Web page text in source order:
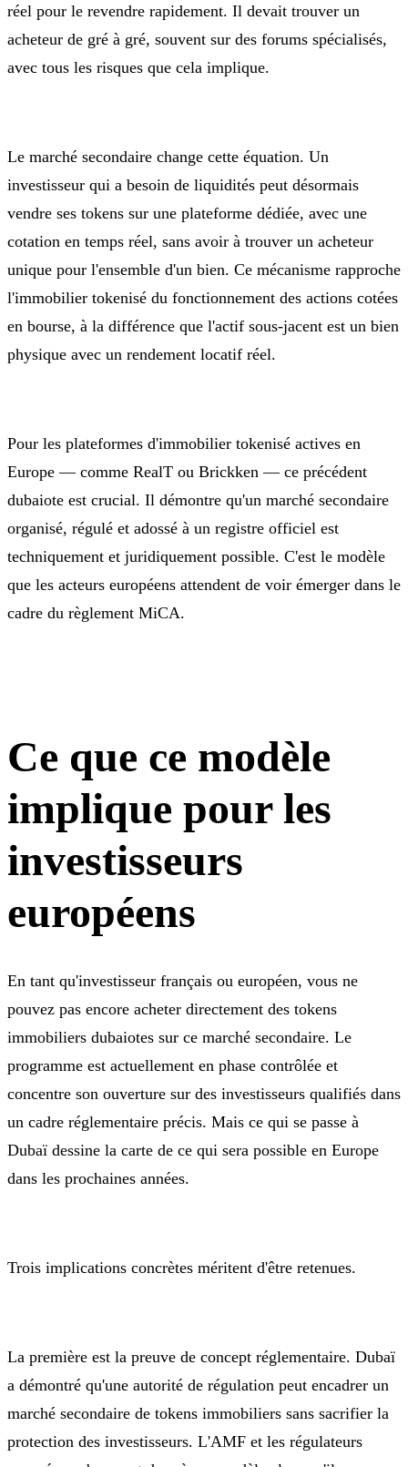
réel pour le revendre rapidement. Il devait trouver un
acheteur de gré à gré, souvent sur des forums spécialisés,
avec tous les risques que cela implique.
Le marché secondaire change cette équation. Un
investisseur qui a besoin de liquidités peut désormais
vendre ses tokens sur une plateforme dédiée, avec une
cotation en temps réel, sans avoir à trouver un acheteur
unique pour l'ensemble d'un bien. Ce mécanisme rapproche
l'immobilier tokenisé du fonctionnement des actions cotées
en bourse, à la différence que l'actif sous-jacent est un bien
physique avec un rendement locatif réel.
Pour les plateformes d'immobilier tokenisé actives en
Europe — comme RealT ou Brickken — ce précédent
dubaiote est crucial. Il démontre qu'un marché secondaire
organisé, régulé et adossé à un registre officiel est
techniquement et juridiquement possible. C'est le modèle
que les acteurs européens attendent de voir émerger dans le
cadre du règlement MiCA.
Ce que ce modèle
implique pour les
investisseurs
européens
En tant qu'investisseur français ou européen, vous ne
pouvez pas encore acheter directement des tokens
immobiliers dubaiotes sur ce marché secondaire. Le
programme est actuellement en phase contrôlée et
concentre son ouverture sur des investisseurs qualifiés dans
un cadre réglementaire précis. Mais ce qui se passe à
Dubaï dessine la carte de ce qui sera possible en Europe
dans les prochaines années.
Trois implications concrètes méritent d'être retenues.
La première est la preuve de concept réglementaire. Dubaï
a démontré qu'une autorité de régulation peut encadrer un
marché secondaire de tokens immobiliers sans sacrifier la
protection des investisseurs. L'AMF et les régulateurs